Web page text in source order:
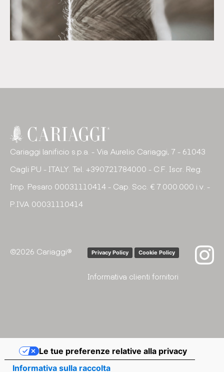
Cariaggi lanificio s.p.a. - Via Aurelio Cariaggi, 7 - 61043
Cagli PU - ITALY. Tel. +390721784000 - C.F. Iscr. Reg.
Imp. Pesaro 00031110414 - Cap. Soc. € 7.000.000 i.v. -
P.IVA 00031110414
©2026 Cariaggi® Privacy Policy Cookie Policy
Informativa clienti fornitori
Informativa sulla raccolta
Le tue preferenze relative alla privacy